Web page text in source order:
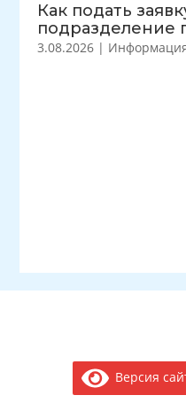
Как подать
подразделение
3.08.2026 |
Версия